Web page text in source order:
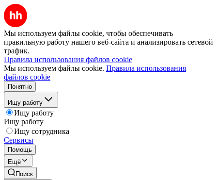
Мы используем файлы cookie, чтобы обеспечивать
правильную работу нашего веб-сайта и анализировать сетевой
трафик.
Правила использования файлов cookie
Мы используем файлы cookie. Правила использования
файлов cookie
Понятно
Ищу работу
Ищу работу
Ищу работу
Ищу сотрудника
Сервисы
Помощь
Ещё
Поиск